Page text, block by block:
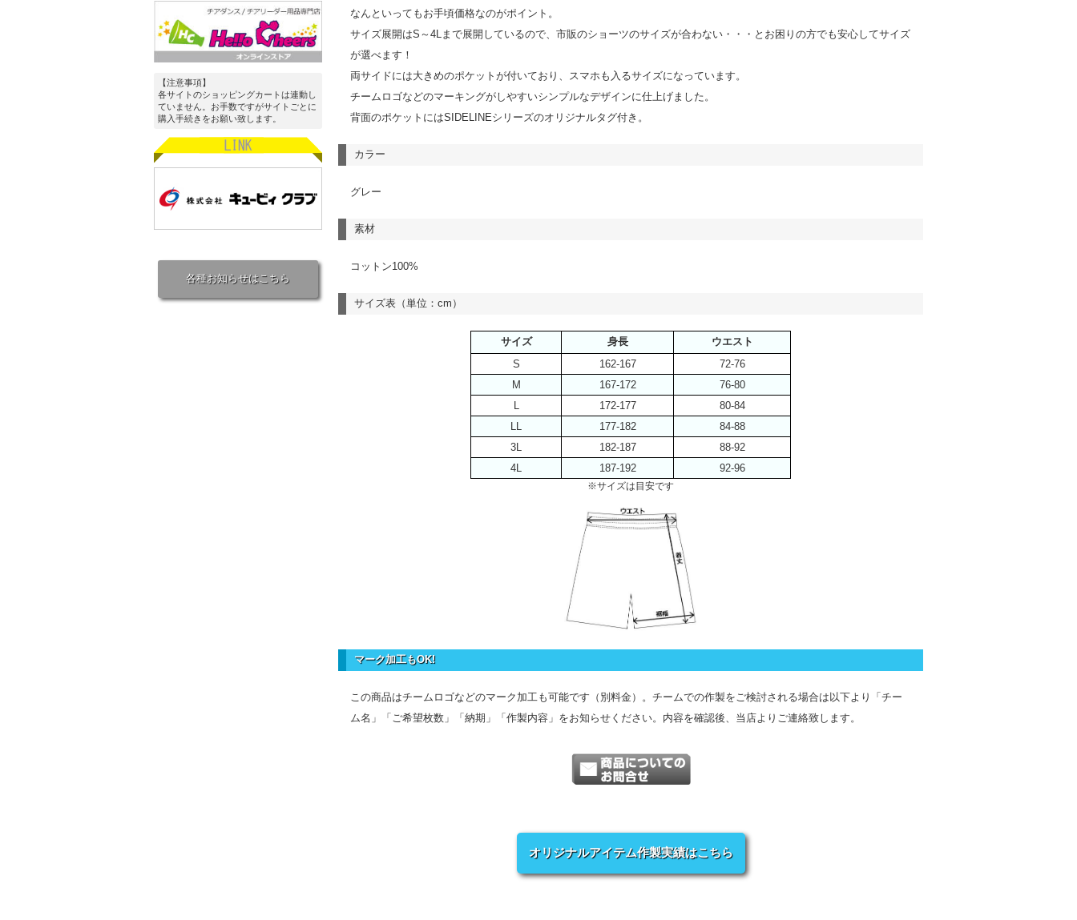
【注意事項】
各サイトのショッピングカートは連動し
ていません。お手数ですがサイトごとに
購入手続きをお願い致します。
各種お知らせはこちら
なんといってもお手頃価格なのがポイント。
サイズ展開はS～4Lまで展開しているので、市販のショーツのサイズが合わない・・・とお困りの方でも安心してサイズ
が選べます！
両サイドには大きめのポケットが付いており、スマホも入るサイズになっています。
チームロゴなどのマーキングがしやすいシンプルなデザインに仕上げました。
背面のポケットにはSIDELINEシリーズのオリジナルタグ付き。
カラー
グレー
素材
コットン100%
サイズ表（単位：cm）
サイズ 身長
ウエスト
S
162-167
72-76
M
167-172
76-80
L
172-177
80-84
LL
177-182
84-88
3L
182-187
88-92
4L
187-192 92-96
※サイズは目安です
マーク加工もOK!
この商品はチームロゴなどのマーク加工も可能です（別料金）。チームでの作製をご検討される場合は以下より「チー
ム名」「ご希望枚数」「納期」「作製内容」をお知らせください。内容を確認後、当店よりご連絡致します。
オリジナルアイテム作製実績はこちら